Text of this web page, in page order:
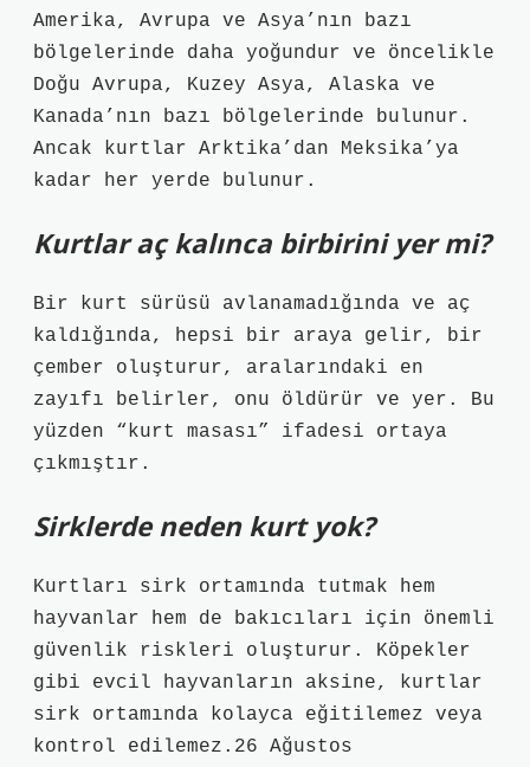
Amerika, Avrupa ve Asya’nın bazı
bölgelerinde daha yoğundur ve öncelikle
Doğu Avrupa, Kuzey Asya, Alaska ve
Kanada’nın bazı bölgelerinde bulunur.
Ancak kurtlar Arktika’dan Meksika’ya
kadar her yerde bulunur.
Kurtlar aç kalınca birbirini yer mi?
Bir kurt sürüsü avlanamadığında ve aç
kaldığında, hepsi bir araya gelir, bir
çember oluşturur, aralarındaki en
zayıfı belirler, onu öldürür ve yer. Bu
yüzden “kurt masası” ifadesi ortaya
çıkmıştır.
Sirklerde neden kurt yok?
Kurtları sirk ortamında tutmak hem
hayvanlar hem de bakıcıları için önemli
güvenlik riskleri oluşturur. Köpekler
gibi evcil hayvanların aksine, kurtlar
sirk ortamında kolayca eğitilemez veya
kontrol edilemez.26 Ağustos